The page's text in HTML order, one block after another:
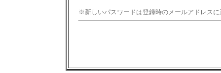
※新しいパスワードは登録時のメールアドレスに